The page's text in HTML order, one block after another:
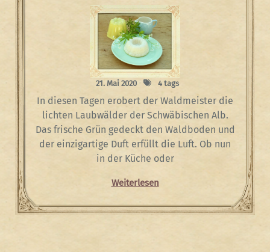
21. Mai 2020 4 tags
In diesen Tagen erobert der Waldmeister die
lichten Laubwälder der Schwäbischen Alb.
Das frische Grün gedeckt den Waldboden und
der einzigartige Duft erfüllt die Luft. Ob nun
in der Küche oder
Weiterlesen